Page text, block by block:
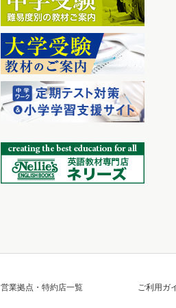
営業拠点・特約店一覧 ご利用ガ